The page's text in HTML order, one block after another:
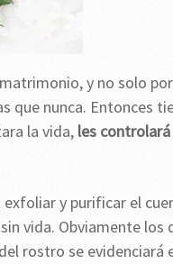
y no solo
que nunca. Entonces
la vida, les
y purificar el
vida. Obviamente los
rostro se evidenciará